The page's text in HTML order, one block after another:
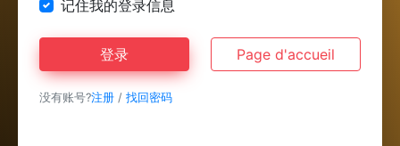
记住我的登录信息
登录 Page d'accueil
没有账号?注册 / 找回密码